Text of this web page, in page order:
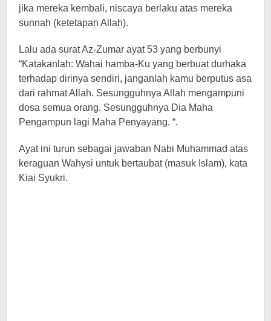
jika mereka kembali, niscaya berlaku atas mereka
sunnah (ketetapan Allah).
Lalu ada surat Az-Zumar ayat 53 yang berbunyi
“Katakanlah: Wahai hamba-Ku yang berbuat durhaka
terhadap dirinya sendiri, janganlah kamu berputus asa
dari rahmat Allah. Sesungguhnya Allah mengampuni
dosa semua orang. Sesungguhnya Dia Maha
Pengampun lagi Maha Penyayang. “.
Ayat ini turun sebagai jawaban Nabi Muhammad atas
keraguan Wahysi untuk bertaubat (masuk Islam), kata
Kiai Syukri.